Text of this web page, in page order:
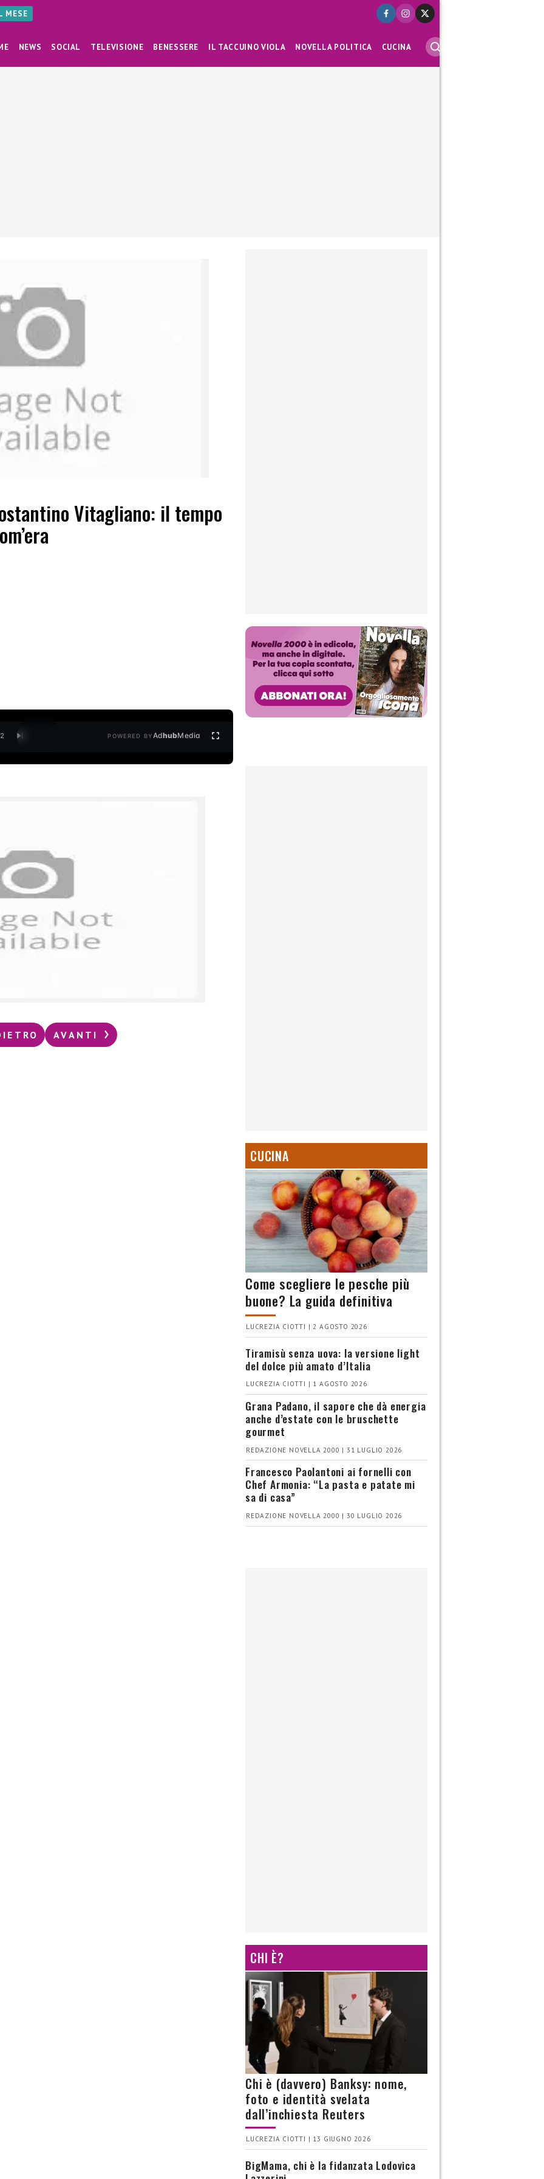
MESE
NEWS SOCIAL TELEVISIONE BENESSERE IL TACCUINO VIOLA NOVELLA POLITICA CUCINA
Vitagliano: il tempo
2 POWERED BYAdhubMedia
AVANTI
CUCINA
Come scegliere le pesche più
buone? La guida definitiva
LUCREZIA CIOTTI | 2 AGOSTO 2026
Tiramisù senza uova: la versione light
del dolce più amato d’Italia
LUCREZIA CIOTTI | 1 AGOSTO 2026
Grana Padano, il sapore che dà energia
anche d’estate con le bruschette
gourmet
REDAZIONE NOVELLA 2000 | 31 LUGLIO 2026
Francesco Paolantoni ai fornelli con
Chef Armonia: “La pasta e patate mi
sa di casa”
REDAZIONE NOVELLA 2000 | 30 LUGLIO 2026
CHI È?
Chi è (davvero) Banksy: nome,
foto e identità svelata
dall’inchiesta Reuters
LUCREZIA CIOTTI | 13 GIUGNO 2026
BigMama, chi è la fidanzata Lodovica